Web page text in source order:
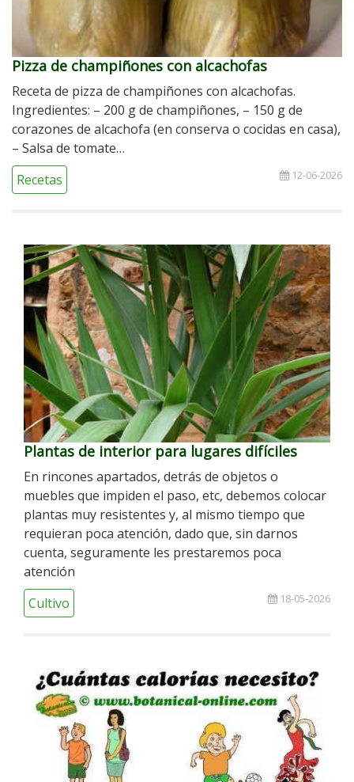
Pizza de champiñones con alcachofas
Receta de pizza de champiñones con alcachofas.
Ingredientes: – 200 g de champiñones, – 150 g de
corazones de alcachofa (en conserva o cocidas en casa),
– Salsa de tomate…
12-06-2026
Recetas
Plantas de interior para lugares difíciles
En rincones apartados, detrás de objetos o
muebles que impiden el paso, etc, debemos colocar
plantas muy resistentes y, al mismo tiempo que
requieran poca atención, dado que, sin darnos
cuenta, seguramente les prestaremos poca
atención
18-05-2026
Cultivo